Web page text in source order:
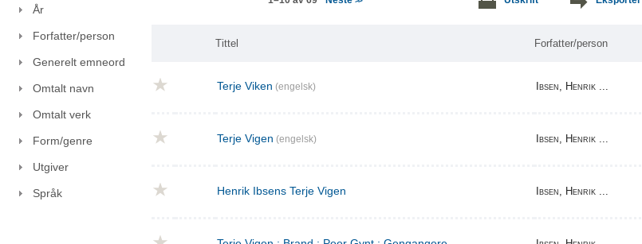
År
Forfatter/person
Generelt emneord
Omtalt navn
Omtalt verk
Form/genre
Utgiver
Språk
Tittel Forfatter/person
Terje Viken (engelsk) Ibsen, Henrik ...
Terje Vigen (engelsk) Ibsen, Henrik ...
Henrik Ibsens Terje Vigen Ibsen, Henrik ...